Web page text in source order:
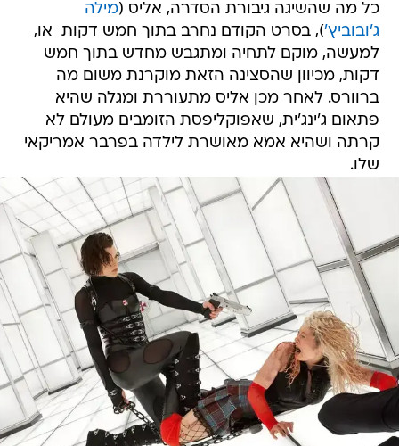
כל מה שהשיגה גיבורת הסדרה, אליס (מילה
ג'ובוביץ'), בסרט הקודם נחרב בתוך חמש דקות  או,
למעשה, מוקם לתחיה ומתגבש מחדש בתוך חמש
דקות, מכיוון שהסצינה הזאת מוקרנת משום מה
ברוורס. לאחר מכן אליס מתעוררת ומגלה שהיא
פתאום ג'ינג'ית, שאפוקליפסת הזומבים מעולם לא
קרתה ושהיא אמא מאושרת לילדה בפרבר אמריקאי
שלו.